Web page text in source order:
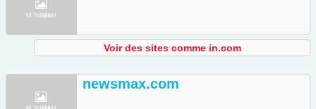
Voir des sites comme in.com
newsmax.com